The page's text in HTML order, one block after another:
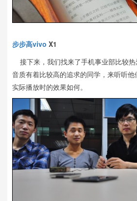
步步高vivo X1
接下来，我们找来了手机事业部比较
音质有着比较高的追求的同学，来听听
实际播放时的效果如何。